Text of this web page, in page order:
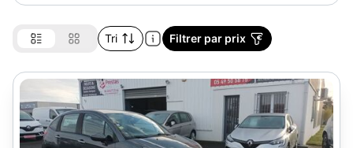
Tri Filtrer par prix